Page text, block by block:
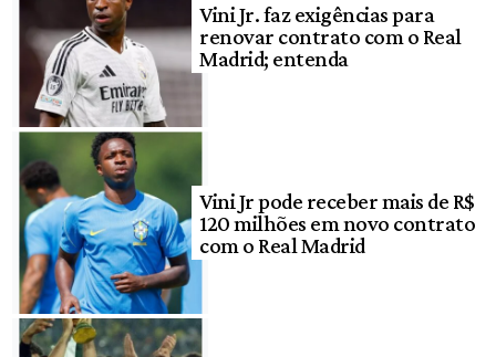
Vini Jr. faz exigências para
renovar contrato com o Real
Madrid; entenda
Vini Jr pode receber mais de R$
120 milhões em novo contrato
com o Real Madrid